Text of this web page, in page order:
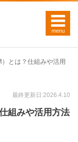
とは？仕組みや活用
最終更新日:2026.4.10
組みや活用方法